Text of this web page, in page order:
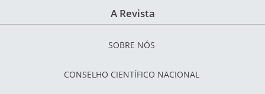
A Revista
SOBRE NÓS
CONSELHO CIENTÍFICO NACIONAL